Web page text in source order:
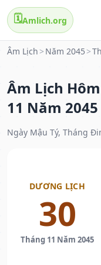
🗓️Amlich.org
Âm Lịch > Năm 2045 >
Âm Lịch
11 Năm 2045
Ngày Mậu Tý, Tháng
DƯƠNG LỊCH
30
Tháng 11 Năm 2045